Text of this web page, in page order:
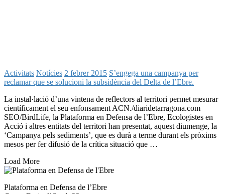
Activitats Notícies 2 febrer 2015 S’engega una campanya per
reclamar que se solucioni la subsidència del Delta de l’Ebre.
La instal·lació d’una vintena de reflectors al territori permet mesurar
científicament el seu enfonsament ACN./diaridetarragona.com
SEO/BirdLife, la Plataforma en Defensa de l’Ebre, Ecologistes en
Acció i altres entitats del territori han presentat, aquest diumenge, la
‘Campanya pels sediments’, que es durà a terme durant els pròxims
mesos per fer difusió de la crítica situació que …
Load More
Plataforma en Defensa de l’Ebre